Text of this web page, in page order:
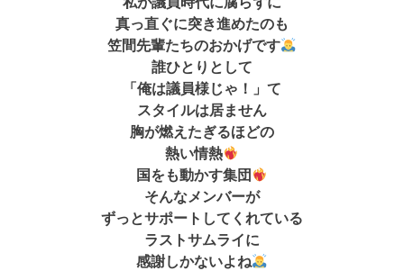
真っ直ぐに突き進めたのも
笠間先輩たちのおかげです
誰ひとりとして
「俺は議員様じゃ！」て
スタイルは居ません
胸が燃えたぎるほどの
熱い情熱
国をも動かす集団
そんなメンバーが
ずっとサポートしてくれている
ラストサムライに
感謝しかないよね